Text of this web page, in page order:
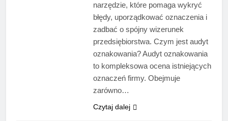
narzędzie, które pomaga wykryć
błędy, uporządkować oznaczenia i
zadbać o spójny wizerunek
przedsiębiorstwa. Czym jest audyt
oznakowania? Audyt oznakowania
to kompleksowa ocena istniejących
oznaczeń firmy. Obejmuje
zarówno…
Czytaj dalej